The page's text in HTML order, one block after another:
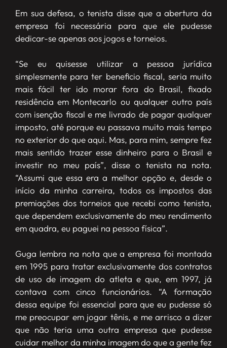
Em sua defesa, o tenista disse que a abertura da
empresa foi necessária para que ele pudesse
dedicar-se apenas aos jogos e torneios.
“Se eu quisesse utilizar a pessoa jurídica
simplesmente para ter beneficio fiscal, seria muito
mais fácil ter ido morar fora do Brasil, fixado
residência em Montecarlo ou qualquer outro país
com isenção fiscal e me livrado de pagar qualquer
imposto, até porque eu passava muito mais tempo
no exterior do que aqui. Mas, para mim, sempre fez
mais sentido trazer esse dinheiro para o Brasil e
investir no meu país”, disse o tenista na nota.
“Assumi que essa era a melhor opção e, desde o
início da minha carreira, todos os impostos das
premiações dos torneios que recebi como tenista,
que dependem exclusivamente do meu rendimento
em quadra, eu paguei na pessoa física”.
Guga lembra na nota que a empresa foi montada
em 1995 para tratar exclusivamente dos contratos
de uso de imagem do atleta e que, em 1997, já
contava com cinco funcionários. “A formação
dessa equipe foi essencial para que eu pudesse só
me preocupar em jogar tênis, e me arrisco a dizer
que não teria uma outra empresa que pudesse
cuidar melhor da minha imagem do que a gente fez